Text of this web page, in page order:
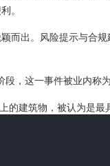
。
而出。风险提示与合
，这一事件被业内称为
建筑物，被认为是最